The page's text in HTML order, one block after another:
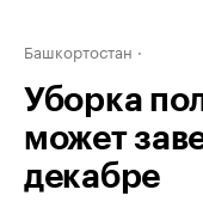
Башкортостан
Уборка
может
декабре